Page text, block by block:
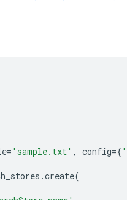
= 'sample.txt' , config={
.create(